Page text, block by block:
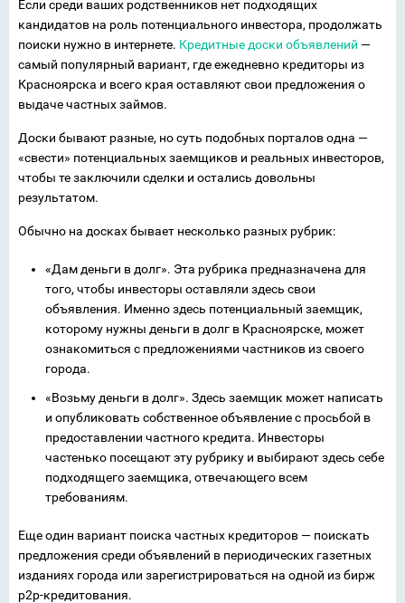
Если среди ваших родственников нет подходящих
кандидатов на роль потенциального инвестора, продолжать
поиски нужно в интернете. Кредитные доски объявлений —
самый популярный вариант, где ежедневно кредиторы из
Красноярска и всего края оставляют свои предложения о
выдаче частных займов.
Доски бывают разные, но суть подобных порталов одна —
«свести» потенциальных заемщиков и реальных инвесторов,
чтобы те заключили сделки и остались довольны
результатом.
Обычно на досках бывает несколько разных рубрик:
«Дам деньги в долг». Эта рубрика предназначена для
того, чтобы инвесторы оставляли здесь свои
объявления. Именно здесь потенциальный заемщик,
которому нужны деньги в долг в Красноярске, может
ознакомиться с предложениями частников из своего
города.
«Возьму деньги в долг». Здесь заемщик может написать
и опубликовать собственное объявление с просьбой в
предоставлении частного кредита. Инвесторы
частенько посещают эту рубрику и выбирают здесь себе
подходящего заемщика, отвечающего всем
требованиям.
Еще один вариант поиска частных кредиторов — поискать
предложения среди объявлений в периодических газетных
изданиях города или зарегистрироваться на одной из бирж
p2p-кредитования.